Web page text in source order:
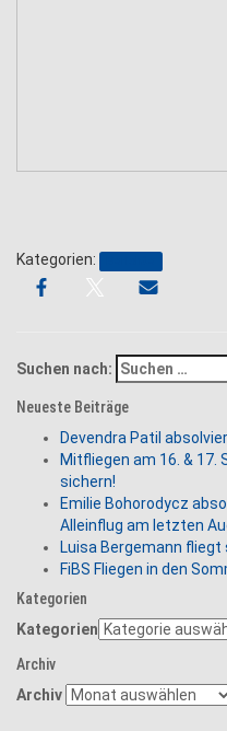
Kategorien:
Suchen nach:
Neueste Beiträge
Devendra Patil
Mitfliegen am 16. &
sichern!
Emilie Bohorodycz
Alleinflug am letzten
Luisa Bergemann fliegt
FiBS Fliegen in den
Kategorien
Kategorien
Archiv
Archiv